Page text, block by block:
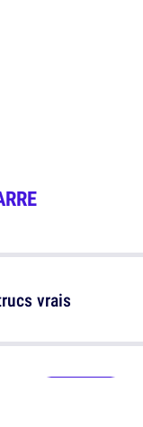
vrais